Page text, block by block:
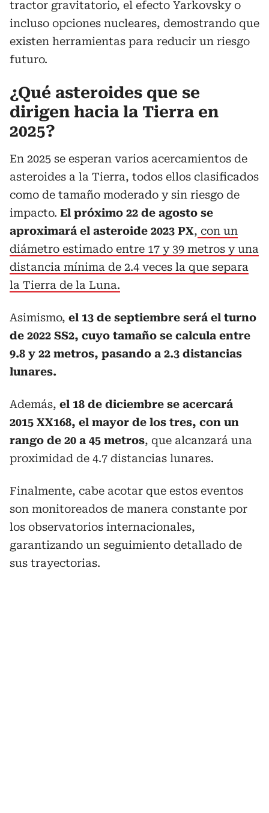
tractor gravitatorio, el efecto Yarkovsky o
incluso opciones nucleares, demostrando que
existen herramientas para reducir un riesgo
futuro.
¿Qué asteroides que se
dirigen hacia la Tierra en
2025?
En 2025 se esperan varios acercamientos de
asteroides a la Tierra, todos ellos clasificados
como de tamaño moderado y sin riesgo de
impacto. El próximo 22 de agosto se
aproximará el asteroide 2023 PX, con un
diámetro estimado entre 17 y 39 metros y una
distancia mínima de 2.4 veces la que separa
la Tierra de la Luna.
Asimismo, el 13 de septiembre será el turno
de 2022 SS2, cuyo tamaño se calcula entre
9.8 y 22 metros, pasando a 2.3 distancias
lunares.
Además, el 18 de diciembre se acercará
2015 XX168, el mayor de los tres, con un
rango de 20 a 45 metros, que alcanzará una
proximidad de 4.7 distancias lunares.
Finalmente, cabe acotar que estos eventos
son monitoreados de manera constante por
los observatorios internacionales,
garantizando un seguimiento detallado de
sus trayectorias.